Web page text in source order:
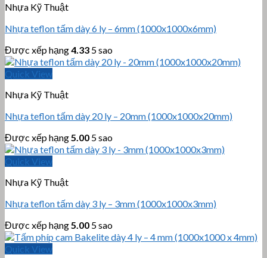
Nhựa Kỹ Thuật
Nhựa teflon tấm dày 6 ly – 6mm (1000x1000x6mm)
Được xếp hạng4.33 5 sao
Quick View
Nhựa Kỹ Thuật
Nhựa teflon tấm dày 20 ly – 20mm (1000x1000x20mm)
Được xếp hạng 5.00 5 sao
Quick View
Nhựa Kỹ Thuật
Nhựa teflon tấm dày 3 ly – 3mm (1000x1000x3mm)
Được xếp hạng 5.00 5 sao
Quick View